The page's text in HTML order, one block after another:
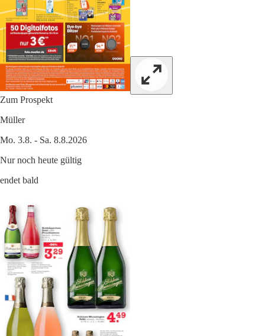
Zum Prospekt
Müller
Mo. 3.8. - Sa. 8.8.2026
Nur noch heute gültig
endet bald